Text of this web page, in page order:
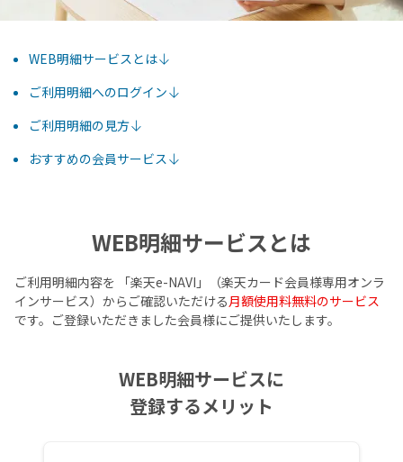
WEB明細サービスとは
ご利用明細へのログイン
ご利用明細の見方
おすすめの会員サービス
WEB明細サービスとは
ご利用明細内容を 「楽天e-NAVI」（楽天カード会員様専用オンラ
インサービス）からご確認いただける月額使用料無料のサービス
です。ご登録いただきました会員様にご提供いたします。
WEB明細サービスに
登録するメリット